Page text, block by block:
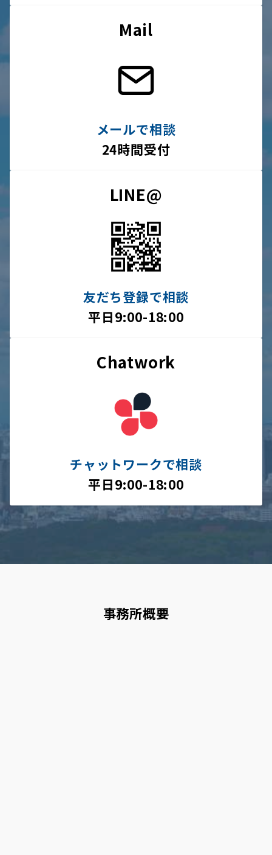
Mail
メールで相談
24時間受付
LINE@
友だち登録で相談
平日9:00-18:00
Chatwork
チャットワークで相談
平日9:00-18:00
事務所概要